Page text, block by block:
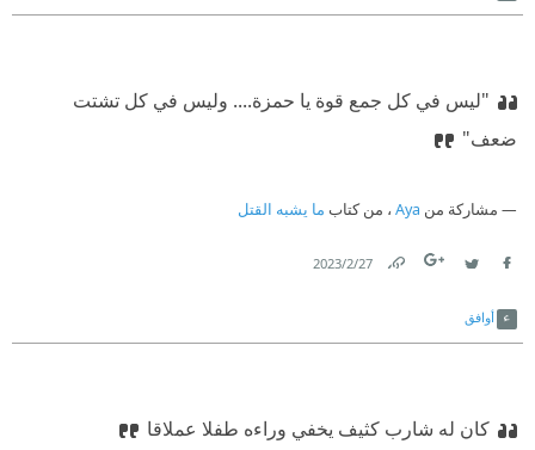
"ليس في كل جمع قوة يا حمزة.... وليس في كل تشتت
ضعف"
مشاركة من Aya ، من كتاب ما يشبه القتل
27‏/2‏/2023
أوافق
كان له شارب كثيف يخفي وراءه طفلا عملاقا